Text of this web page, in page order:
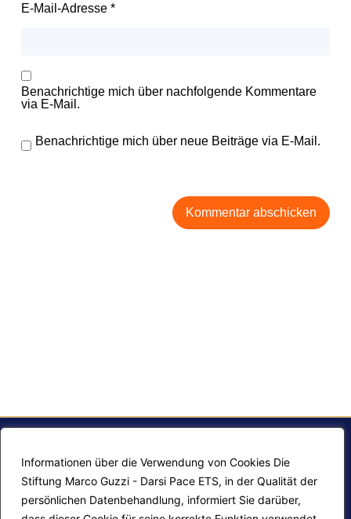
Informationen über die Verwendung von Cookies Die
Stiftung Marco Guzzi - Darsi Pace ETS, in der Qualität der
persönlichen Datenbehandlung, informiert Sie darüber,
E-Mail-Adresse *
Benachrichtige mich über nachfolgende Kommentare
via E-Mail.
Benachrichtige mich über neue Beiträge via E-Mail.